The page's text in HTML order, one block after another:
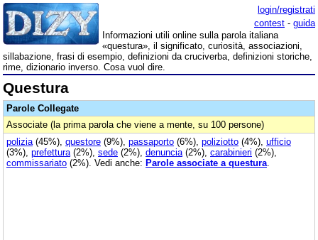
login/registrati
contest - guida
Informazioni utili online sulla parola italiana
«questura», il significato, curiosità, associazioni,
sillabazione, frasi di esempio, definizioni da cruciverba, definizioni storiche,
rime, dizionario inverso. Cosa vuol dire.
Questura
Parole Collegate
Associate (la prima parola che viene a mente, su 100 persone)
polizia (45%), questore (9%), passaporto (6%), poliziotto (4%), ufficio
(3%), prefettura (2%), sede (2%), denuncia (2%), carabinieri (2%),
commissariato (2%). Vedi anche: Parole associate a questura